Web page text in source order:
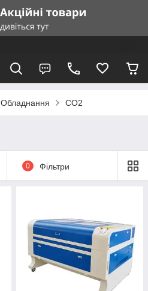
Обладнання CO2
0 Фільтри